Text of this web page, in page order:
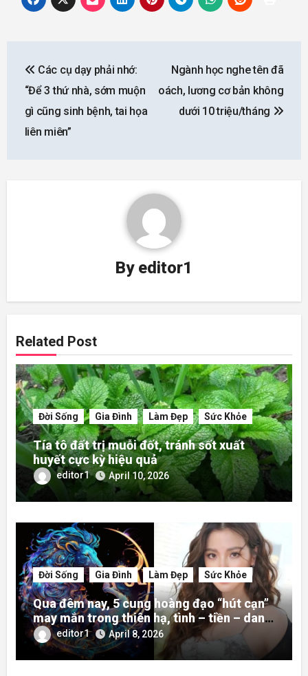
navigation
Các cụ dạy phải nhớ:
“Để 3 thứ nhà, sớm muộn
gì cũng sinh bệnh, tai họa
liên miên”
Ngành học nghe tên đã
oách, lương cơ bản không
dưới 10 triệu/tháng
By editor1
Related Post
Đời Sống Gia Đình Làm Đẹp Sức Khỏe
Tía tô đất trị muỗi đốt, tránh sốt xuất
huyết cực kỳ hiệu quả
editor1 April 10, 2026
Đời Sống Gia Đình Làm Đẹp Sức Khỏe
Qua đêm nay, 5 cung hoàng đạo “hút cạn”
may mắn trong thiên hạ, tình – tiền – danh
rực rỡ hơn người
editor1 April 8, 2026